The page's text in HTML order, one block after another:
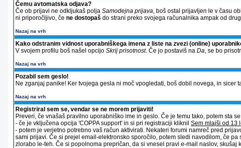
Čemu avtomatska odjava?
Če ob prijavi ne odkljukaš polja Samodejna prijava, boš ostal prijavljen le v času
ni priporočljivo, če ne dostopaš do strani preko svojega računalnika ampak od
Nazaj na vrh
Kako odstranim vidnost uporabniškega imena z liste na zvezi (online)
V svojem profilu boš našel opcijo Skrij prisotnost. Če jo postaviš na Da, se bo
Nazaj na vrh
Pozabil sem geslo!
Ne zganjaj panike! Ker tvojega gesla ni moč vpogledati, boš dobil novega, in sicer
Nazaj na vrh
Registriral sem se, vendar se ne morem prijaviti!
Preveri, če vnašaš pravilno uporabniško ime in geslo. Če je temu tako, potem sta
- če je vključena opcija 'COPPA support' in si pri registraciji kliknil Sem mlajši od 13
- potem je verjetno potrebno vaš račun aktivirati. Nekateri forumi namreč pred
sami prijavi. Če si prejel email-elektronsko sporočilo, potem sledi navodilom, če
zlorabo le-teh. Če si popolnoma prepričan, da si vnesel pravi e-mail naslov, skušaj